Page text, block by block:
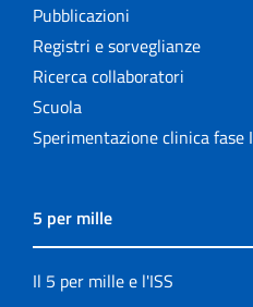
Pubblicazioni
Registri e sorveglianze
Ricerca collaboratori
Scuola
Sperimentazione clinica fase I
5 per mille
Il 5 per mille e l'ISS